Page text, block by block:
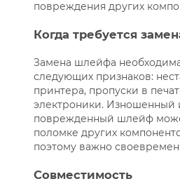
повреждения других
Когда требуется
Замена шлейфа
следующих признаков:
принтера, пропуски в
электроники. Изношенный
поврежденный шлейф
поломке других
поэтому важно
Совместимость